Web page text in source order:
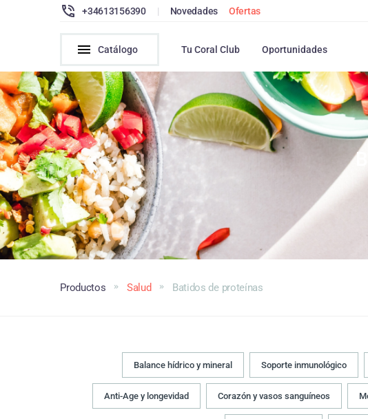
+34613156390 | Novedades Ofertas
Catálogo Tu Coral Club Oportunidades
Productos Salud Batidos de proteínas
Balance hídrico y mineral Soporte inmunológico
Anti-Age y longevidad Corazón y vasos sanguíneos